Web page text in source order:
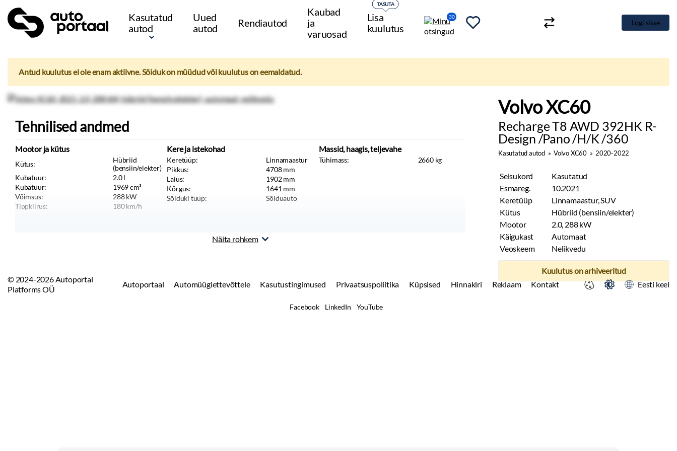
Kasutatud
autod
Uued
autod
Rendiautod
Kaubad
ja
varuosad
Lisa
kuulutus
TASUTA
30
Logi sisse
Antud kuulutus ei ole enam aktiivne. Sõiduk on müüdud või kuulutus on eemaldatud.
Volvo XC60
Recharge T8 AWD 392HK R-
Design /Pano /H/K /360
Kasutatud autod »Volvo XC60 » 2020-2022
Seisukord
Kasutatud
Esmareg.
10.2021
Keretüüp
Linnamaastur, SUV
Kütus
Hübriid (bensiin/elekter)
Mootor
2.0, 288 kW
Käigukast
Automaat
Veoskeem
Nelikvedu
Kuulutus on arhiveeritud
Tehnilised andmed
Mootor ja kütus
Kütus:
Hübriid
(bensiin/elekter)
Kubatuur:
2.0l
Kubatuur:
1969cm³
Võimsus:
288kW
Tippkiirus:
180km/h
Kere ja istekohad
Keretüüp:
Linnamaastur
Pikkus:
4708mm
Laius:
1902mm
Kõrgus:
1641 mm
Sõiduki tüüp:
Sõiduauto
Massid, haagis, teljevahe
Tühimass: 2660 kg
Näita rohkem
© 2024-2026 Autoportal
Platforms OÜ
Autoportaal Automüügiettevõttele Kasutustingimused Privaatsuspoliitika Küpsised Hinnakiri Reklaam Kontakt Eesti keel
Facebook LinkedIn YouTube